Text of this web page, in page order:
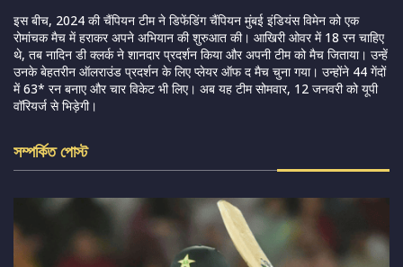
इस बीच, 2024 की चैंपियन टीम ने डिफेंडिंग चैंपियन मुंबई इंडियंस विमेन को एक
रोमांचक मैच में हराकर अपने अभियान की शुरुआत की। आखिरी ओवर में 18 रन चाहिए
थे, तब नादिन डी क्लर्क ने शानदार प्रदर्शन किया और अपनी टीम को मैच जिताया। उन्हें
उनके बेहतरीन ऑलराउंड प्रदर्शन के लिए प्लेयर ऑफ द मैच चुना गया। उन्होंने 44 गेंदों
में 63* रन बनाए और चार विकेट भी लिए। अब यह टीम सोमवार, 12 जनवरी को यूपी
वॉरियर्ज से भिड़ेगी।
সম্পর্কিত পোস্ট